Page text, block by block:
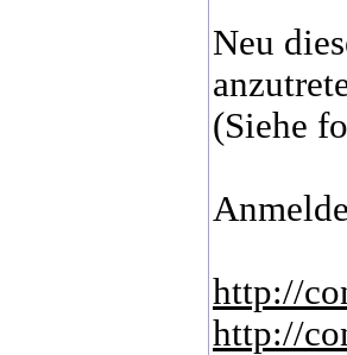
Neu
(Siehe
http://
http://